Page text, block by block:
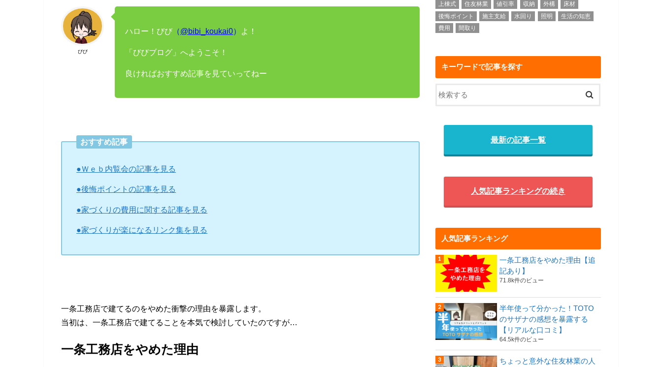
びび
ハロー！びび （@bibi_koukai0） よ！
「びびブログ」へようこそ！
良ければおすすめ記事を見ていってねー
おすすめ記事
●Ｗｅｂ内覧会の記事を見る
●後悔ポイントの記事を見る
●家づくりの費用に関する記事を見る
●家づくりが楽になるリンク集を見る
一条工務店で建てるのをやめた衝撃の理由を暴露します。
当初は、一条工務店で建てることを本気で検討していたのですが…
一条工務店をやめた理由
上棟式
住友林業 値引率 収納 外構
床材
後悔ポイント
施主支給 水回り 照明
生活の知恵
費用
間取り
キーワードで記事を探す
最新の記事一覧
人気記事ランキングの続き
人気記事ランキング
一条工務店をやめた理由【追
記あり】
71.8k件のビュー
半年使って分かった！TOTO
のサザナの感想を暴露する
【リアルな口コミ】
64.5k件のビュー
ちょっと意外な住友林業の人